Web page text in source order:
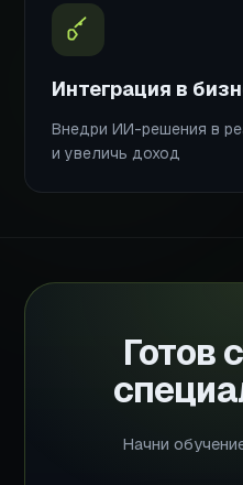
Интеграция в
Внедри ИИ-решения в
и увеличь доход
Готов
Начни